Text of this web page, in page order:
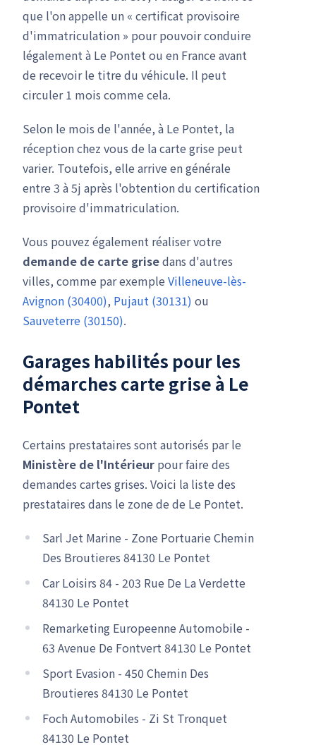
que l'on appelle un « certificat provisoire
d'immatriculation » pour pouvoir conduire
légalement à Le Pontet ou en France avant
de recevoir le titre du véhicule. Il peut
circuler 1 mois comme cela.
Selon le mois de l'année, à Le Pontet, la
réception chez vous de la carte grise peut
varier. Toutefois, elle arrive en générale
entre 3 à 5j après l'obtention du certification
provisoire d'immatriculation.
Vous pouvez également réaliser votre
demande de carte grisedans d'autres
villes, comme par exemple Villeneuve-lès-
Avignon (30400), Pujaut (30131) ou
Sauveterre (30150).
Garages habilités pour les
démarches carte grise à Le
Pontet
Certains prestataires sont autorisés par le
Ministère de l'Intérieur pour faire des
demandes cartes grises. Voici la liste des
prestataires dans le zone de de Le Pontet.
Sarl Jet Marine - Zone Portuarie Chemin
Des Broutieres 84130 Le Pontet
Car Loisirs 84 - 203 Rue De La Verdette
84130 Le Pontet
Remarketing Europeenne Automobile -
63 Avenue De Fontvert 84130 Le Pontet
Sport Evasion - 450 Chemin Des
Broutieres 84130 Le Pontet
Foch Automobiles - Zi St Tronquet
84130 Le Pontet